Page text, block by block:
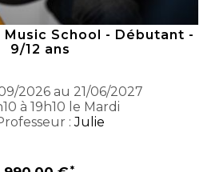
Music School - Débutant -
9/12 ans
2026 au 21/06/2027
à 19h10 le Mardi
:Julie